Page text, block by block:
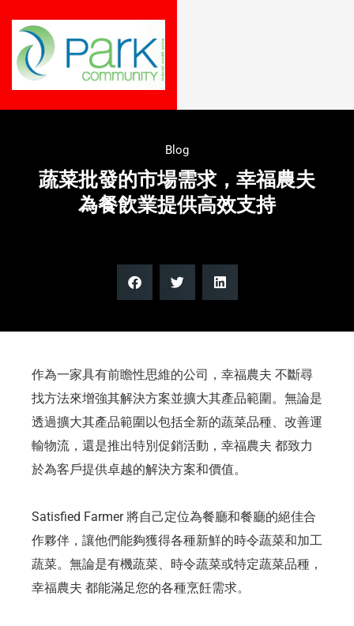
Blog
蔬菜批發的市場需求，幸福農夫
為餐飲業提供高效支持
作為一家具有前瞻性思維的公司，幸福農夫 不斷尋
找方法來增強其解決方案並擴大其產品範圍。無論是
透過擴大其產品範圍以包括全新的蔬菜品種、改善運
輸物流，還是推出特別促銷活動，幸福農夫 都致力
於為客戶提供卓越的解決方案和價值。
Satisfied Farmer 將自己定位為餐廳和餐廳的絕佳合
作夥伴，讓他們能夠獲得各種新鮮的時令蔬菜和加工
蔬菜。無論是有機蔬菜、時令蔬菜或特定蔬菜品種，
幸福農夫 都能滿足您的各種烹飪需求。